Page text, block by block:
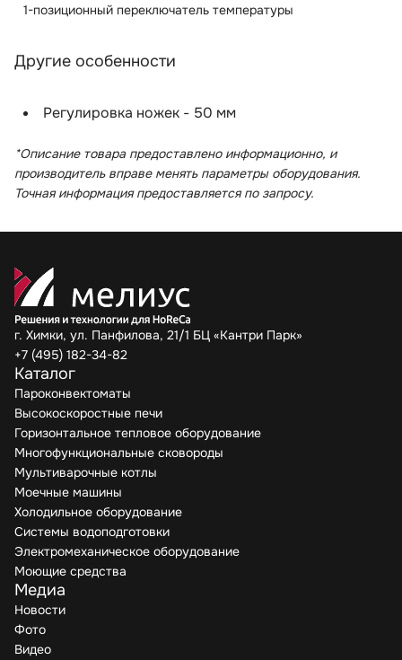
1-позиционный переключатель температуры
Другие особенности
Регулировка ножек - 50 мм
*Описание товара предоставлено информационно, и
производитель вправе менять параметры оборудования.
Точная информация предоставляется по запросу.
г. Химки, ул. Панфилова, 21/1 БЦ «Кантри Парк»
+7 (495) 182-34-82
Каталог
Пароконвектоматы
Высокоскоростные печи
Горизонтальное тепловое оборудование
Многофункциональные сковороды
Мультиварочные котлы
Моечные машины
Холодильное оборудование
Системы водоподготовки
Электромеханическое оборудование
Моющие средства
Медиа
Новости
Фото
Видео